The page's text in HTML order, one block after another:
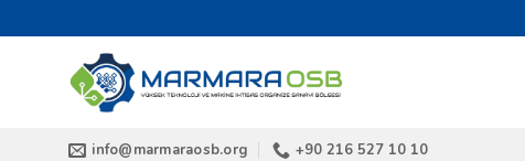
atla
info@marmaraosb.org +90 216 527 10 10